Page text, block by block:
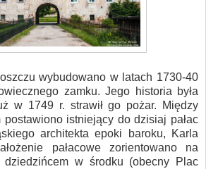
wybudowano w latach 1730-40
zamku. Jego historia była
w 1749 r. strawił go pożar. Między
istniejący do dzisiaj pałac
architekta epoki baroku, Karla
pałacowe zorientowano na
w środku (obecny Plac